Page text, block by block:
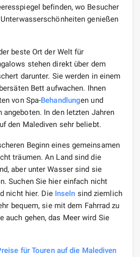
befinden, wo Besucher
genießen
beste Ort der Welt für
stehen direkt über dem
darunter. Sie werden in einem
Bett aufwachen. Ihnen
von Spa-Behandlungen und
angeboten. In den letzten Jahren
den Malediven sehr beliebt.
Beginn eines gemeinsamen
träumen. An Land sind die
aber unter Wasser sind sie
Suchen Sie hier einfach nicht
nicht hier. Die Inseln sind ziemlich
bequem, sie mit dem Fahrrad zu
auch gehen, das Meer wird Sie
für Touren auf die Malediven